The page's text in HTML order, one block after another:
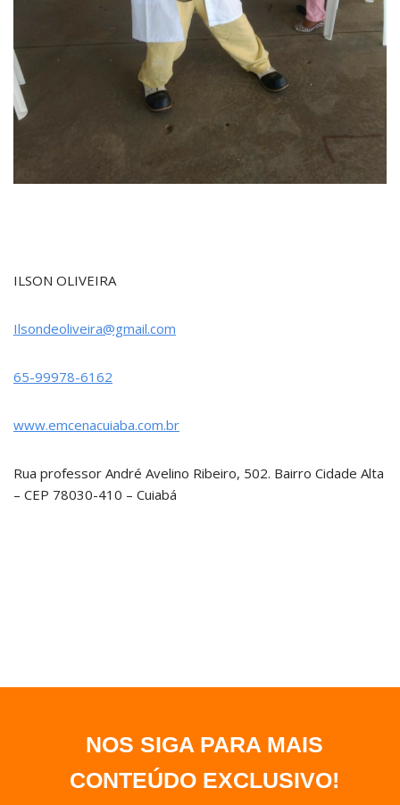
ILSON OLIVEIRA
Ilsondeoliveira@gmail.com
65-99978-6162
www.emcenacuiaba.com.br
Rua professor André Avelino Ribeiro, 502. Bairro Cidade Alta
– CEP 78030-410 – Cuiabá
NOS SIGA PARA MAIS
CONTEÚDO EXCLUSIVO!